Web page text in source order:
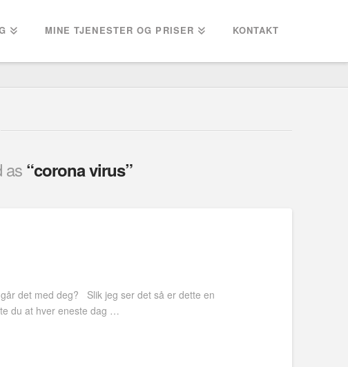
MINE TJENESTER OG PRISER KONTAKT
as “corona virus”
det med deg? Slik jeg ser det så er dette en
du at hver eneste dag …